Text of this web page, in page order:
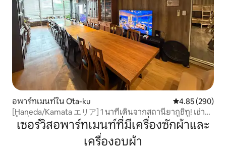
อพาร์ทเมนท์ใน Ōta-ku คะแนนเฉลี่ย
4.85 (290)
[Haneda/Kamata エリア] 1 นาทีเดินจากสถานียากูชิทู! เช่า
พื้นที่ได้สูงสุด 22 คน・100 ตร.ม. / มีบาร์บีคิวบนดาดฟ้า・
PS4・ทีวีขนาดใหญ่
เซอร์วิสอพาร์ทเมนท์ที่มีเครื่องซักผ้าและ
เครื่องอบผ้า